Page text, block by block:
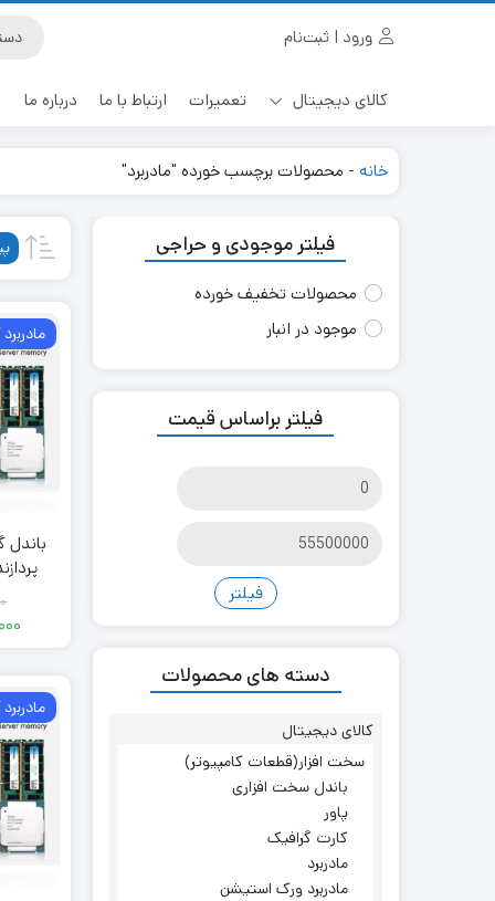
ورود | ثبت‌نام
کالای دیجیتال تعمیرات ارتباط با ما درباره ما
خانه - محصولات برچسب خورده "مادربرد"
فیلتر موجودی و حراجی
محصولات تخفیف خورده
موجود در انبار
فیلتر براساس قیمت
فیلتر
دسته های محصولات
کالای دیجیتال
سخت افزار(قطعات کامپیوتر)
باندل سخت افزاری
پاور
کارت گرافیک
مادربرد
مادربرد ورک استیشن